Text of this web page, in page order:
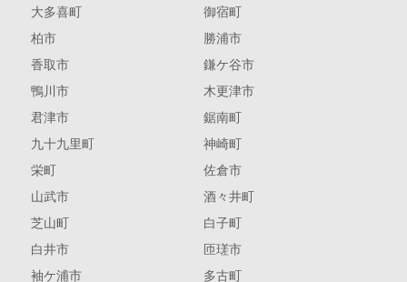
大多喜町
御宿町
柏市
勝浦市
香取市
鎌ケ谷市
鴨川市
木更津市
君津市
鋸南町
九十九里町
神崎町
栄町
佐倉市
山武市
酒々井町
芝山町
白子町
白井市
匝瑳市
袖ケ浦市
多古町